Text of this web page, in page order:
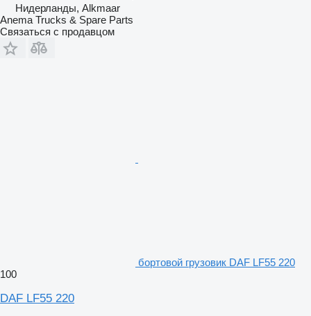
Нидерланды, Alkmaar
Anema Trucks & Spare Parts
Связаться с продавцом
бортовой грузовик DAF LF55 220
100
DAF LF55 220